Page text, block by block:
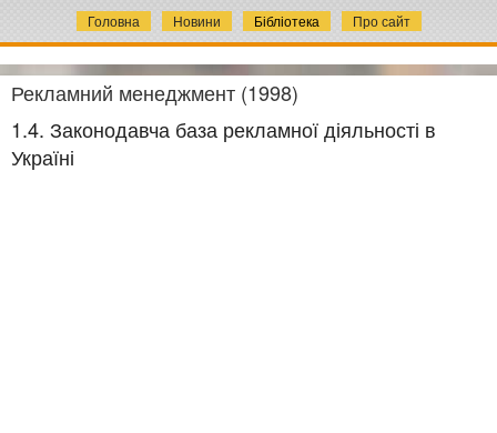
Головна Новини Бібліотека Про сайт
Рекламний менеджмент (1998)
1.4. Законодавча база рекламної діяльності в
Україні